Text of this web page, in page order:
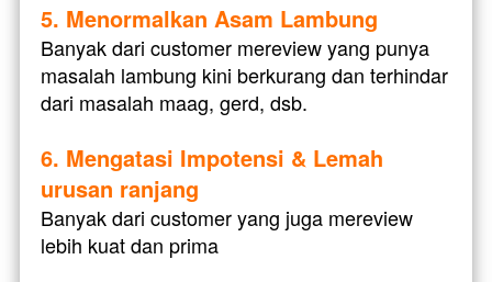
5. Menormalkan Asam Lambung
Banyak dari customer mereview yang punya
masalah lambung kini berkurang dan terhindar
dari masalah maag, gerd, dsb.
6. Mengatasi Impotensi & Lemah
urusan ranjang
Banyak dari customer yang juga mereview
lebih kuat dan prima